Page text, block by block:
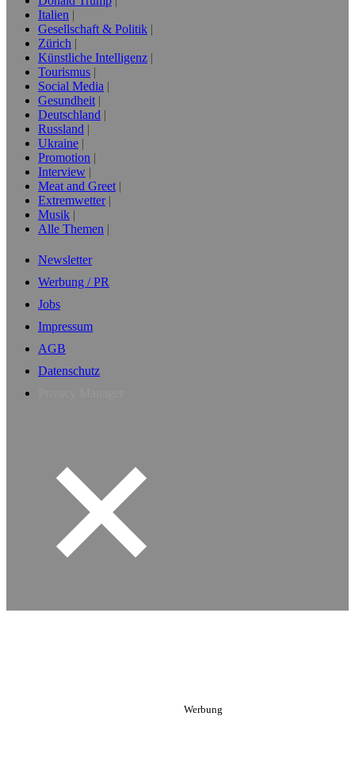
Italien
Gesellschaft & Politik
Zürich
Künstliche Intelligenz
Tourismus
Social Media
Gesundheit
Deutschland
Russland
Ukraine
Promotion
Interview
Meat and Greet
Extremwetter
Musik
Alle Themen
Newsletter
Werbung / PR
Jobs
Impressum
AGB
Datenschutz